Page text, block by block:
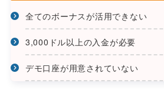
全てのボーナスが活用できない
3,000ドル以上の入金が必要
デモ口座が用意されていない